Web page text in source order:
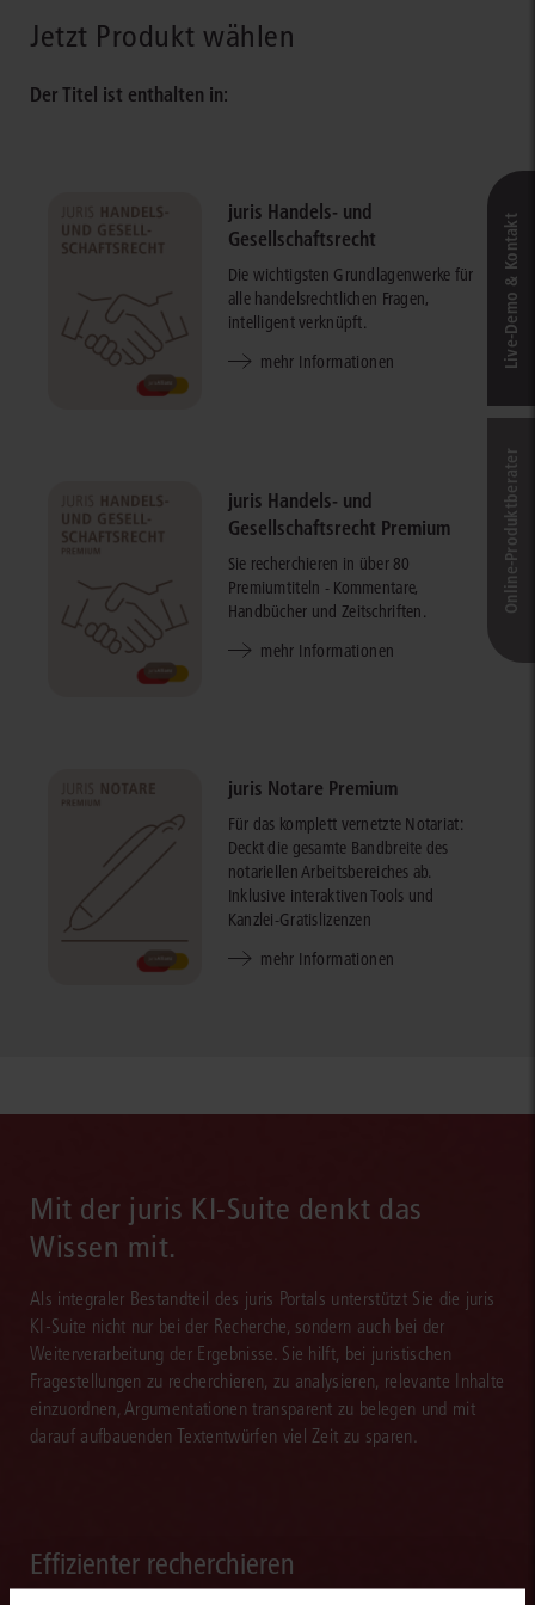
Jetzt Produkt wählen
Der Titel ist enthalten in:
juris Handels- und
Gesellschaftsrecht
Die wichtigsten Grundlagenwerke für
alle handelsrechtlichen Fragen,
intelligent verknüpft.
mehr Informationen
juris Handels- und
Gesellschaftsrecht Premium
Sie recherchieren in über 80
Premiumtiteln - Kommentare,
Handbücher und Zeitschriften.
mehr Informationen
juris Notare Premium
Für das komplett vernetzte Notariat:
Deckt die gesamte Bandbreite des
notariellen Arbeitsbereiches ab.
Inklusive interaktiven Tools und
Kanzlei-Gratislizenzen
mehr Informationen
Mit der juris KI-Suite denkt das
Wissen mit.
Als integraler Bestandteil des juris Portals unterstützt Sie die juris
KI-Suite nicht nur bei der Recherche, sondern auch bei der
Weiterverarbeitung der Ergebnisse. Sie hilft, bei juristischen
Fragestellungen zu recherchieren, zu analysieren, relevante Inhalte
einzuordnen, Argumentationen transparent zu belegen und mit
darauf aufbauenden Textentwürfen viel Zeit zu sparen.
Effizienter recherchieren
Live‑Demo & Kontakt
Online-Produkt­berater